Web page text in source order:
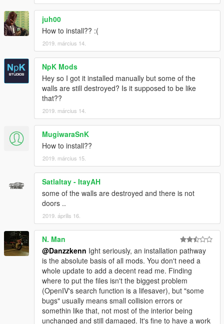
juh00
How to install?? :(
2019. március 14.
NpK Mods
Hey so I got it installed manually but some of the
walls are still destroyed? Is it supposed to be like
that??
2019. március 14.
MugiwaraSnK
How to install??
2019. március 15.
SatlaItay - ItayAH
some of the walls are destroyed and there is not
doors ..
2019. április 16.
N. Man
@Danzzkenn Ight seriously, an installation pathway
is the absolute basis of all mods. You don't need a
whole update to add a decent read me. Finding
where to put the files isn't the biggest problem
(OpenIV's search function is a lifesaver), but "some
bugs" usually means small collision errors or
somethin like that, not most of the interior being
unchanged and still damaged. It's fine to have a work